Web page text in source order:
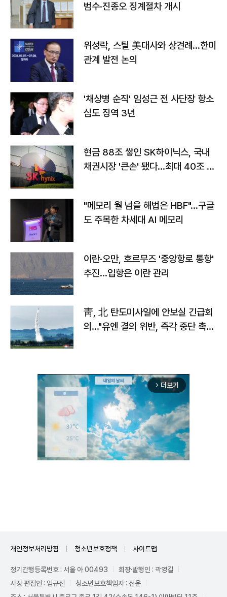
범수·진종오 징계절차 개시
위성락, 스틸 美대사와 상견례…한미
관계 발전 논의
'채상병 순직' 임성근 전 사단장 항소
심도 징역 3년
현금 88조 쌓인 SK하이닉스, 국내
채권시장 '큰손' 됐다…최대 40조 투
"메모리 월 넘을 해법은 HBF"…구글
도 주목한 차세대 AI 메모리
이란·오만, 호르무즈 '중앙항로 통항'
추진…입항은 이란 관리
靑, 北 탄도미사일에 안보실 긴급회
의…"유엔 결의 위반, 즉각 중단 촉
arrow_forward_ios 더보기
개인정보처리방침 청소년보호정책 사이트맵
정기간행등록번호 : 서울 아 00493
회장·발행인 : 곽영길
사장·편집인 : 임규진
청소년보호책임자 : 전운